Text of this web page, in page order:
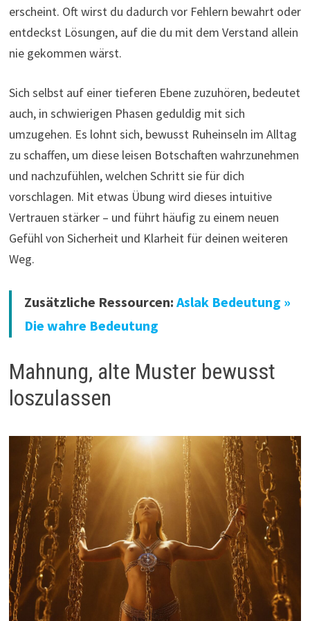
erscheint. Oft wirst du dadurch vor Fehlern bewahrt oder
entdeckst Lösungen, auf die du mit dem Verstand allein
nie gekommen wärst.
Sich selbst auf einer tieferen Ebene zuzuhören, bedeutet
auch, in schwierigen Phasen geduldig mit sich
umzugehen. Es lohnt sich, bewusst Ruheinseln im Alltag
zu schaffen, um diese leisen Botschaften wahrzunehmen
und nachzufühlen, welchen Schritt sie für dich
vorschlagen. Mit etwas Übung wird dieses intuitive
Vertrauen stärker – und führt häufig zu einem neuen
Gefühl von Sicherheit und Klarheit für deinen weiteren
Weg.
Zusätzliche Ressourcen: Aslak Bedeutung »
Die wahre Bedeutung
Mahnung, alte Muster bewusst
loszulassen